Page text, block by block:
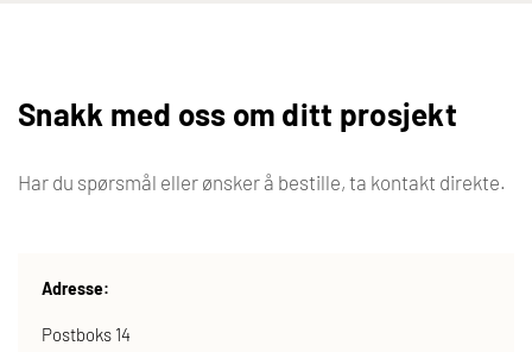
Snakk med oss om ditt prosjekt
Har du spørsmål eller ønsker å bestille, ta kontakt direkte.
Adresse:
Postboks 14